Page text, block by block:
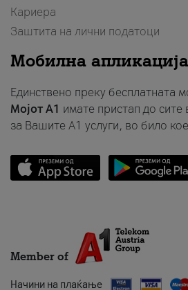
Кариера
Заштита на лични податоци
Мобилна апликација
Единствено преку бесплатната
Мојот A1 имате пристап до
за Вашите A1 услуги, во било
Member of
Начини на плаќање